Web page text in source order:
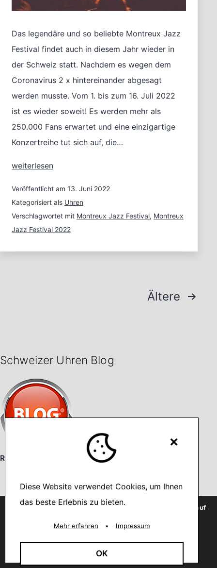
Das legendäre und so beliebte Montreux Jazz
Festival findet auch in diesem Jahr wieder in
der Schweiz statt. Nachdem es wegen dem
Coronavirus 2 x hintereinander abgesagt
werden musste. Vom 1. bis zum 16. Juli 2022
ist es wieder soweit! Es werden mehr als
250.000 Fans erwartet und eine einzigartige
Konzertreihe tut sich auf, die…
In
–
wer
dabei
ist:
Montreux
weiterlesen
Veröffentlicht am 13. Juni 2022
Kategorisiert als Uhren
Verschlagwortet mit Montreux Jazz Festival, Montreux
Jazz Festival 2022
SeitennummerierungÄltere
Schweizer Uhren Blog
Ratgeber, News & Tipps
Français Deutsch
Categories
Mode Fashion Tipps(92)
×
Diese Website verwendet Cookies, um Ihnen
das beste Erlebnis zu bieten.
Mehr erfahren • Impressum
OK
Wir verwenden Cookies, um dir die bestmögliche Erfahrung auf
You can find out more about which cookies we are using or